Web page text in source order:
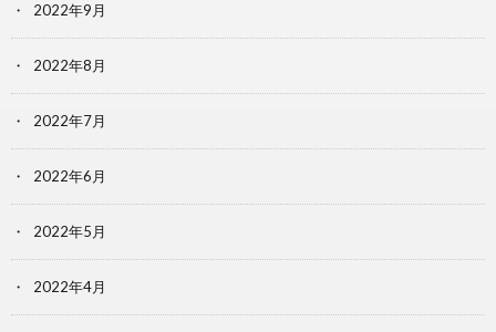
2022年9月
2022年8月
2022年7月
2022年6月
2022年5月
2022年4月